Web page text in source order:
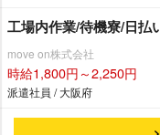
工場内作業/待機寮/日払
move on株式会社
時給1,800円～2,250円
派遣社員 / 大阪府